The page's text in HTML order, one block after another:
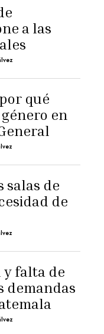
a las
qué
en
salas de
de
falta de
demandas